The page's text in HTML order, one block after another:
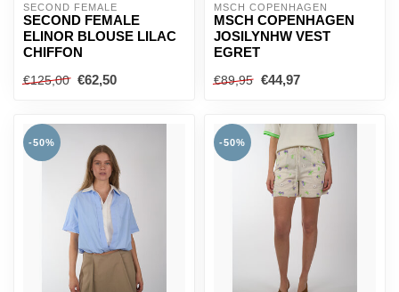
SECOND FEMALE
SECOND FEMALE
ELINOR BLOUSE LILAC
CHIFFON
€125,00 €62,50
MSCH COPENHAGEN
MSCH COPENHAGEN
JOSILYNHW VEST
EGRET
€89,95 €44,97
-50% -50%